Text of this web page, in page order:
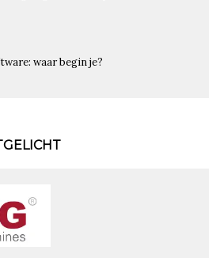
waar begin je?